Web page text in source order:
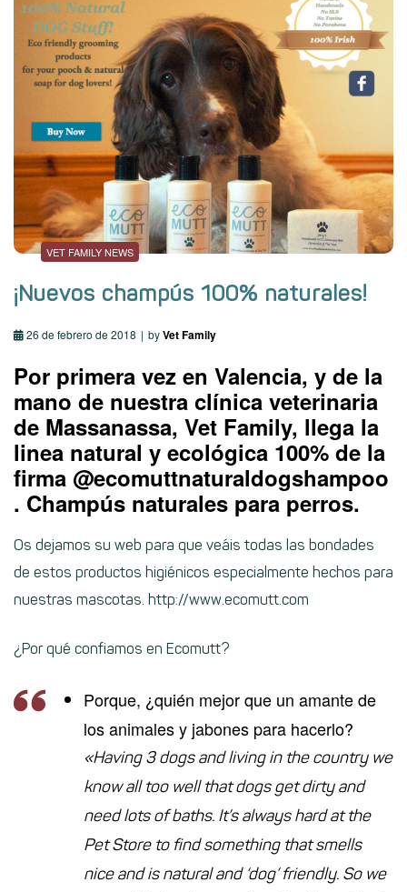
VET FAMILY NEWS
¡Nuevos champús 100% naturales!
26 de febrero de 2018 byVet Family
Por primera vez en Valencia, y de la
mano de nuestra clínica veterinaria
de Massanassa, Vet Family, llega la
linea natural y ecológica 100% de la
firma @ecomuttnaturaldogshampoo
. Champús naturales para perros.
Os dejamos su web para que veáis todas las bondades
de estos productos higiénicos especialmente hechos para
nuestras mascotas. http://www.ecomutt.com
¿Por qué confiamos en Ecomutt?
Porque, ¿quién mejor que un amante de
los animales y jabones para hacerlo?
«Having 3 dogs and living in the country we
know all too well that dogs get dirty and
need lots of baths. It’s always hard at the
Pet Store to find something that smells
nice and is natural and ‘dog’ friendly. So we